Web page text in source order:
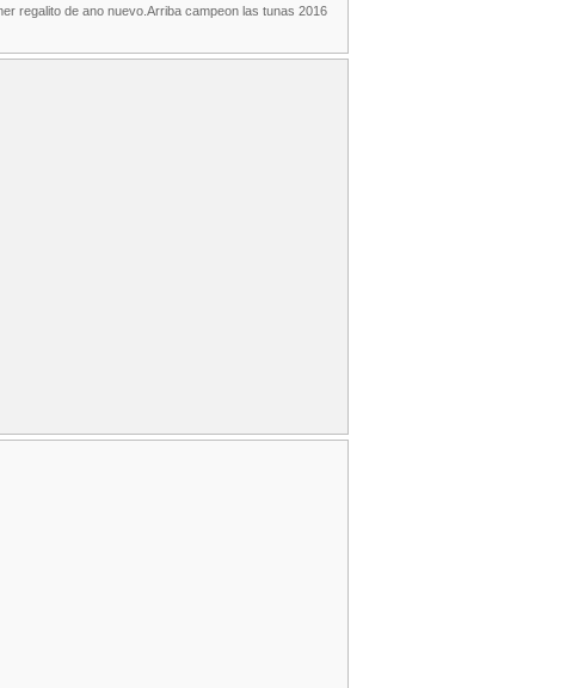
regalito de ano nuevo.Arriba campeon las tunas 2016